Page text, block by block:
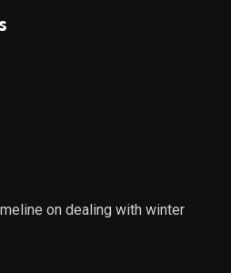
on dealing with winter